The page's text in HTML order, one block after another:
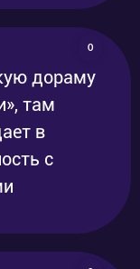
0
дораму
там
в
с